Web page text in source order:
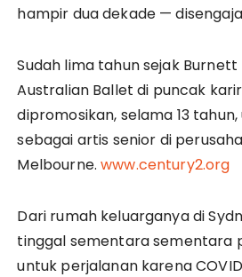
hampir dua dekade —
Sudah lima tahun sejak
Australian Ballet di puncak
dipromosikan, selama 13
sebagai artis senior di
Melbourne.www.century2.org
Dari rumah keluarganya di
tinggal sementara sementara
untuk perjalanan karena